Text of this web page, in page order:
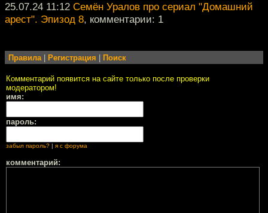
25.07.24 11:12 Семён Уралов про сериал "Домашний
арест". Эпизод 8, комментарии: 1
Правила| Регистрация Поиск
Комментарий появится на сайте только после проверки
модератором!
имя:
пароль:
забыл пароль? я с форума
комментарий: